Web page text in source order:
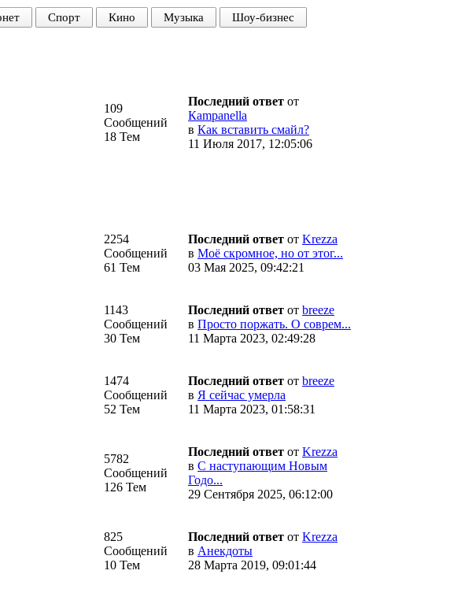
Спорт Кино Музыка Шоу-бизнес
109
Сообщений
18 Тем
Последний ответ от
Кampanella
в Как вставить смайл?
11 Июля 2017, 12:05:06
2254
Сообщений
61 Тем
Последний ответ от Krezza
в Моё скромное, но от этог...
03 Мая 2025, 09:42:21
1143
Сообщений
30 Тем
Последний ответ от breeze
в Просто поржать. О соврем...
11 Марта 2023, 02:49:28
1474
Сообщений
52 Тем
Последний ответ от breeze
в Я сейчас умерла
11 Марта 2023, 01:58:31
5782
Сообщений
126 Тем
Последний ответ от Krezza
в С наступающим Новым
Годо...
29 Сентября 2025, 06:12:00
825
Сообщений
10 Тем
Последний ответ от Krezza
в Анекдоты
28 Марта 2019, 09:01:44